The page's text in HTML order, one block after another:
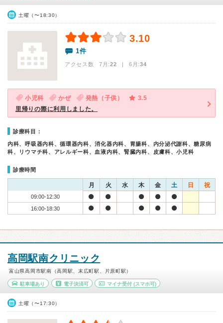
土曜（〜18:30）
3.10
1件
アクセス数 7月:22 | 6月:34
小児科 かぜ 発熱（子供）
3.5
里帰りの際に利用しました。
診療科目：
内科、呼吸器内科、循環器内科、消化器内科、胃腸科、内分泌代謝科、糖尿病
科、リウマチ科、アレルギー科、血液内科、腎臓内科、皮膚科、小児科
診療時間
月 火 水 木 金 土 日 祝
09:00-12:30
16:00-18:30
高岡駅南クリニック
富山県高岡市駅南（高岡駅、末広町駅、片原町駅）
駐車場あり 電子決済可 マイナ受付 (スマホ可)
土曜（〜17:30）